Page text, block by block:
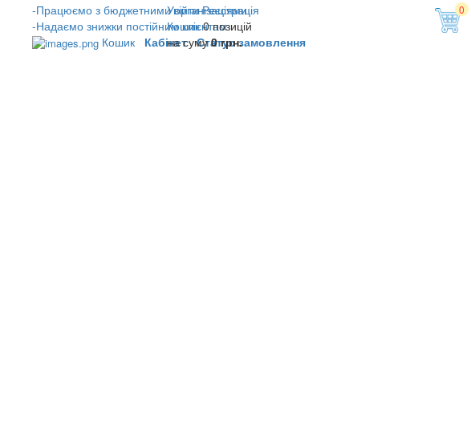
0
-Працюємо з бюджетними організаціями
-Надаємо знижки постійним клієнтам
Кошик
Кабінет Статус замовлення
Увійти Реєстрація
Кошик0 позицій
на суму0 грн.